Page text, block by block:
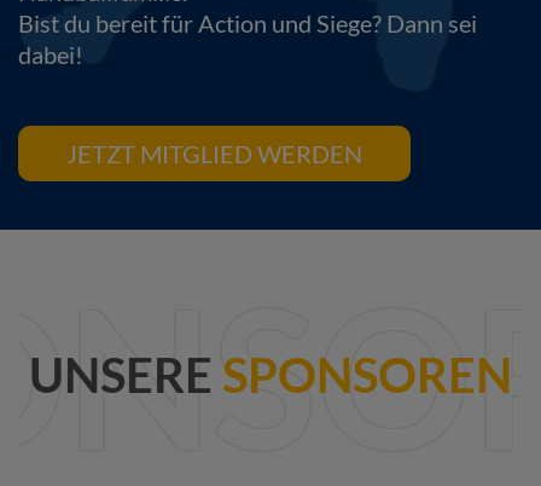
Bist du bereit für Action und Siege? Dann sei
dabei!
JETZT MITGLIED WERDEN
UNSERE SPONSOREN